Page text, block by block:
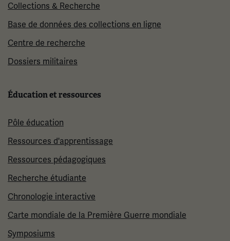
Collections & Recherche
Base de données des collections en ligne
Centre de recherche
Dossiers militaires
Éducation et ressources
Pôle éducation
Ressources d'apprentissage
Ressources pédagogiques
Recherche étudiante
Chronologie interactive
Carte mondiale de la Première Guerre mondiale
Symposiums